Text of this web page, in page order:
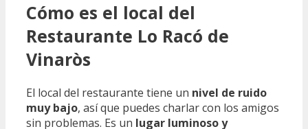
Cómo es el local del
Restaurante Lo Racó de
Vinaròs
El local del restaurante tiene un nivel de ruido
muy bajo, así que puedes charlar con los amigos
sin problemas. Es un lugar luminoso y